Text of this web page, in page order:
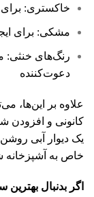
خاکستری:
مشکی: برای
رنگ‌های خنثی:
دعوت‌کننده
علاوه بر این‌ها،
کانونی و افزودن
یک دیوار آبی روشن
خاص به آشپزخانه
اگر بدنبال